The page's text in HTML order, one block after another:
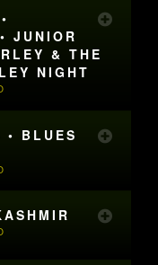
JUNIOR
& THE
NIGHT
• BLUES